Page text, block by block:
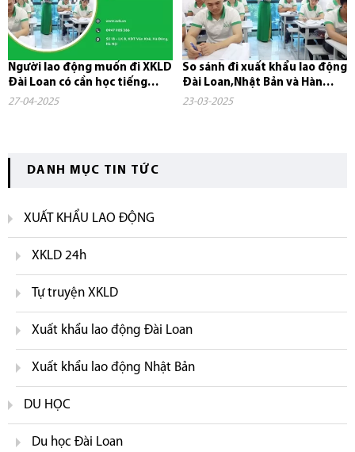
Người lao động muốn đi XKLD
Đài Loan có cần học tiếng
không?
27-04-2025
So sánh đi xuất khẩu lao động
Đài Loan,Nhật Bản và Hàn
Quốc
23-03-2025
DANH MỤC TIN TỨC
XUẤT KHẨU LAO ĐỘNG
XKLD 24h
Tự truyện XKLD
Xuất khẩu lao động Đài Loan
Xuất khẩu lao động Nhật Bản
DU HỌC
Du học Đài Loan